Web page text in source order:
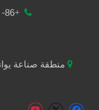

+
86-
